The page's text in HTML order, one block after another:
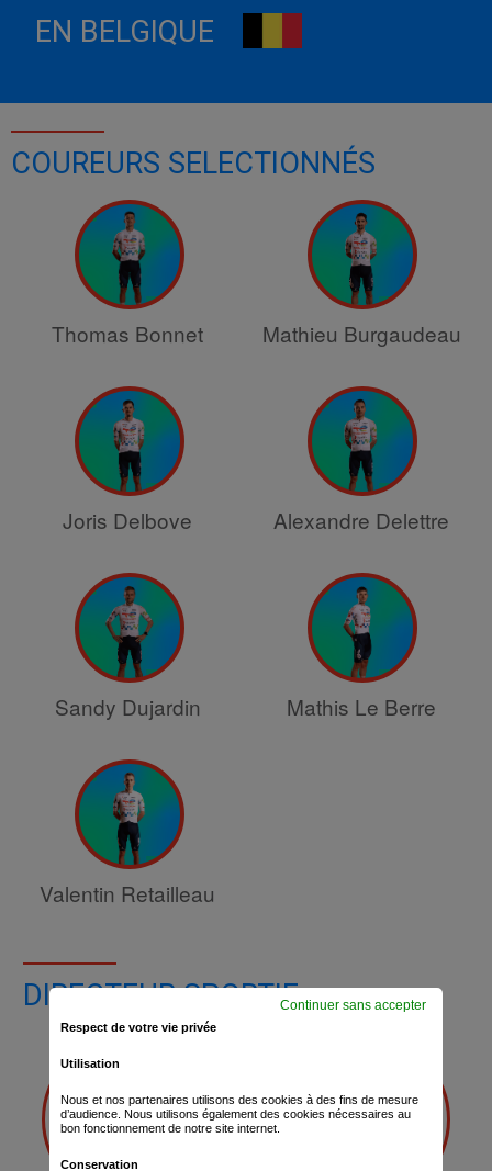
EN BELGIQUE
COUREURS SELECTIONNÉS
Thomas Bonnet Mathieu Burgaudeau
Joris Delbove Alexandre Delettre
Sandy Dujardin Mathis Le Berre
Valentin Retailleau
DIRECTEUR SPORTIF
Respect de votre vie privée
Utilisation
Nous et nos partenaires utilisons des cookies à des fins de mesure
d’audience. Nous utilisons également des cookies nécessaires au
bon fonctionnement de notre site internet.
Conservation
Continuer sans accepter